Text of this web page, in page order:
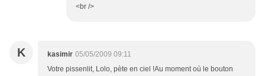
<br />
K kasimir 05/05/2009 09:11
Votre pissenlit, Lolo, pète en ciel !Au moment où le bouton